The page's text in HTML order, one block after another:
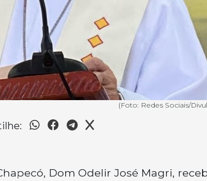
(Foto: Redes Sociais/
Dom Odelir José Magri,